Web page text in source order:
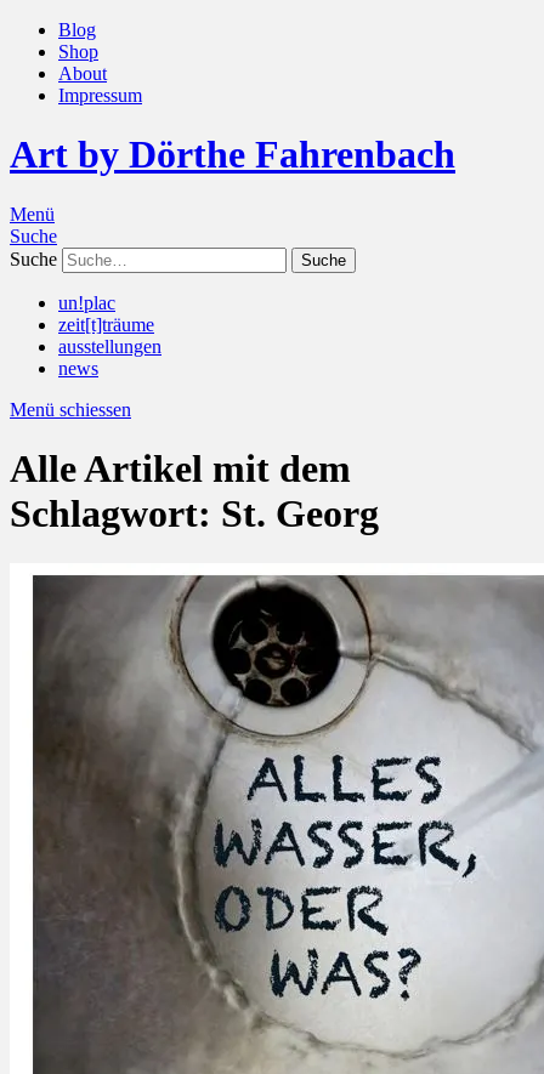
Blog
Shop
About
Impressum
Art by Dörthe Fahrenbach
Menü
Suche
Suche
un!plac
zeit[t]träume
ausstellungen
news
Menü schiessen
Alle Artikel mit dem
Schlagwort: St. Georg